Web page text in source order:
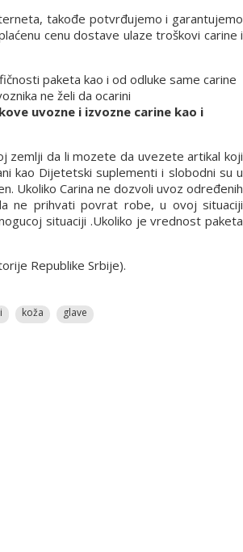
takođe potvrđujemo i garantujemo
cenu dostave ulaze troškovi carine i
paketa kao i od odluke same carine
ne želi da ocarini
uvozne i izvozne carine kao i
da li mozete da uvezete artikal koji
kao Dijetetski suplementi i slobodni su u
Ukoliko Carina ne dozvoli uvoz određenih
ne prihvati povrat robe, u ovoj situaciji
situaciji .Ukoliko je vrednost paketa
Republike Srbije).
i koža glave